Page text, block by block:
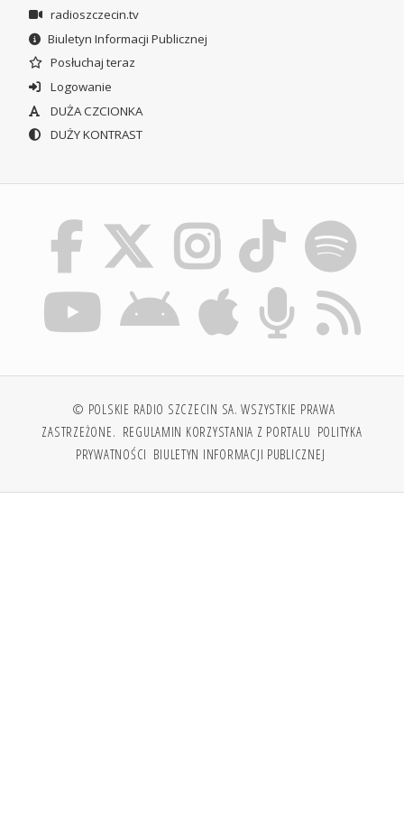
radioszczecin.tv
Biuletyn Informacji Publicznej
Posłuchaj teraz
Logowanie
DUŻA CZCIONKA
DUŻY KONTRAST
© POLSKIE RADIO SZCZECIN SA. WSZYSTKIE PRAWA
ZASTRZEŻONE. REGULAMIN KORZYSTANIA Z PORTALU POLITYKA
PRYWATNOŚCI BIULETYN INFORMACJI PUBLICZNEJ